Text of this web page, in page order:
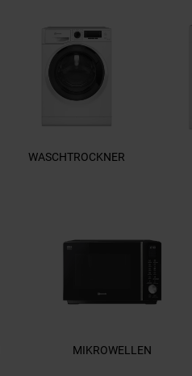
WASCHTROCKNER
MIKROWELLEN